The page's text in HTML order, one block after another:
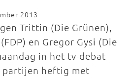
2013
Trittin (Die Grünen),
en Gregor Gysi (Die
in het tv-debat
partijen heftig met